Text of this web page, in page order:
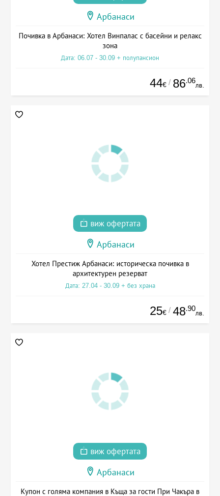
Арбанаси
Почивка в Арбанаси: Хотел Винпалас с басейни и релакс
зона
Дата: 06.07 - 30.09 + полупансион
44€ / 86.06
лв.
виж офертата
Арбанаси
Хотел Престиж Арбанаси: историческа почивка в
архитектурен резерват
Дата: 27.04 - 30.09 + без храна
25€ / 48.90
лв.
виж офертата
Арбанаси
Купон с голяма компания в Къща за гости При Чакъра в